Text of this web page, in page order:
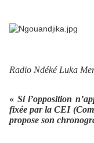
Radio Ndéké Luka
« Si l’opposition
fixée par la CEI
propose son